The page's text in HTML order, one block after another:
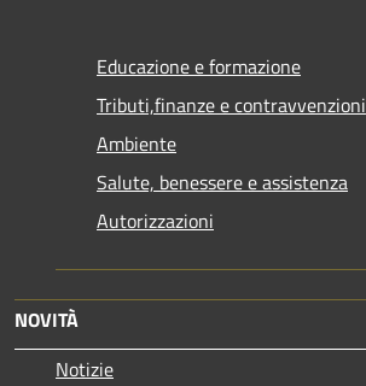
Educazione e formazione
Tributi,finanze e contravvenzioni
Ambiente
Salute, benessere e assistenza
Autorizzazioni
NOVITÀ
Notizie